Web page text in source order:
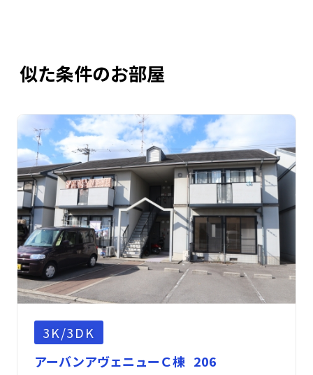
似た条件のお部屋
3K/3DK
アーバンアヴェニューＣ棟 206